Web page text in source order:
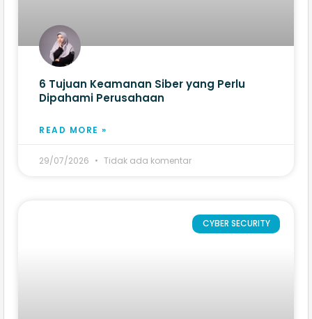
6 Tujuan Keamanan Siber yang Perlu
Dipahami Perusahaan
READ MORE »
29/07/2026 Tidak ada komentar
CYBER SECURITY